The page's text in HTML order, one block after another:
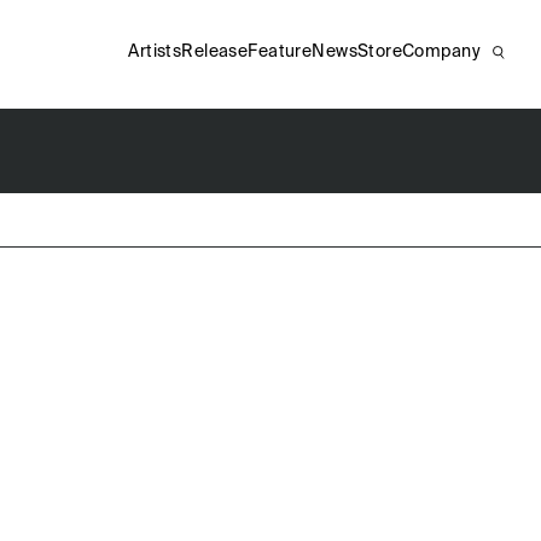
ArtistsReleaseFeature NewsStoreCompany